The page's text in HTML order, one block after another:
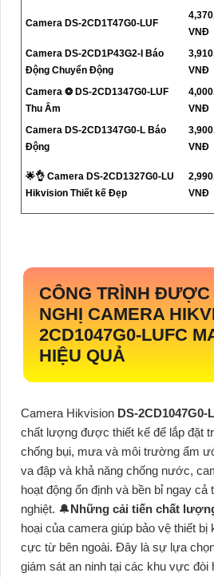
Camera DS-2CD1T47G0-LUF
VNĐ
Camera DS-2CD1P43G2-I Báo
Động Chuyển Động
VNĐ
Camera ❂ DS-2CD1347G0-LUF
Thu Âm
VNĐ
Camera DS-2CD1347G0-L Báo
Động
VNĐ
🌟👌 Camera DS-2CD1327G0-LU
Hikvision Thiết kế Đẹp
VNĐ
CÔNG TRÌNH
NGHỊ CAMERA
2CD1047G0-LUFC
HIỆU QUẢ
Camera Hikvision DS-2CD1047G0-
chất lượng được thiết kế để lắp đặt
chống bụi, mưa và môi trường ẩm
va đập và khả năng chống nước,
hoạt động ổn định và bền bỉ ngay
nghiệt. 🔔Những cải tiến chất
hoại của camera giúp bảo vệ thiết bị
cực từ bên ngoài. Đây là sự lựa
giám sát an ninh tại các khu vực đòi